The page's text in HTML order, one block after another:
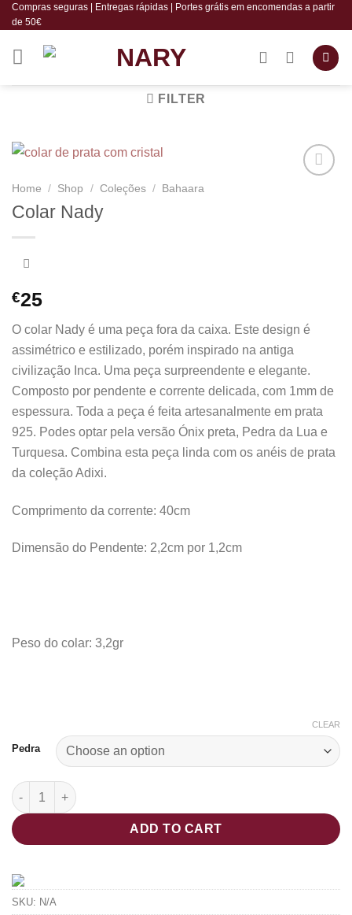
Skip
to
content
Compras seguras | Entregas rápidas | Portes grátis em encomendas a partir
de 50€
FILTER
Home / Shop / Coleções / Bahaara
Colar Nady
€25
O colar Nady é uma peça fora da caixa. Este design é
assimétrico e estilizado, porém inspirado na antiga
civilização Inca. Uma peça surpreendente e elegante.
Composto por pendente e corrente delicada, com 1mm de
espessura. Toda a peça é feita artesanalmente em prata
925. Podes optar pela versão Ónix preta, Pedra da Lua e
Turquesa. Combina esta peça linda com os anéis de prata
da coleção Adixi.
Comprimento da corrente: 40cm
Dimensão do Pendente: 2,2cm por 1,2cm
Peso do colar: 3,2gr
Pedra
CLEAR
Colar Nady quantity
ADD TO CART
SKU: N/A